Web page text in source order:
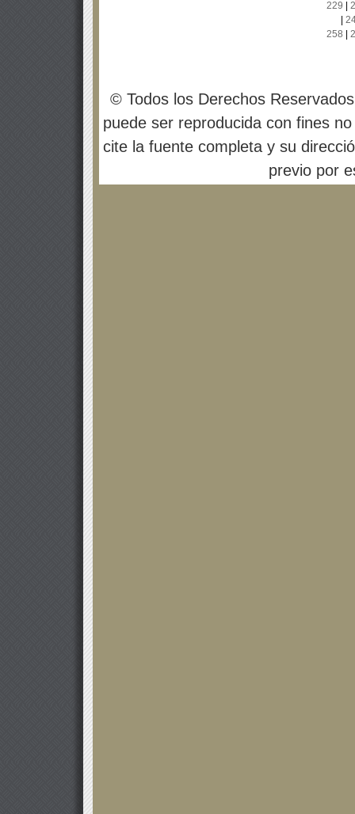
229
258
© Todos los Derechos
puede ser reproducida con fines
cite la fuente completa y su
previo por